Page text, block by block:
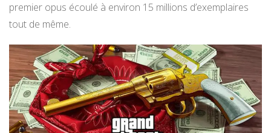
premier opus écoulé à environ 15 millions d’exemplaires
tout de même.